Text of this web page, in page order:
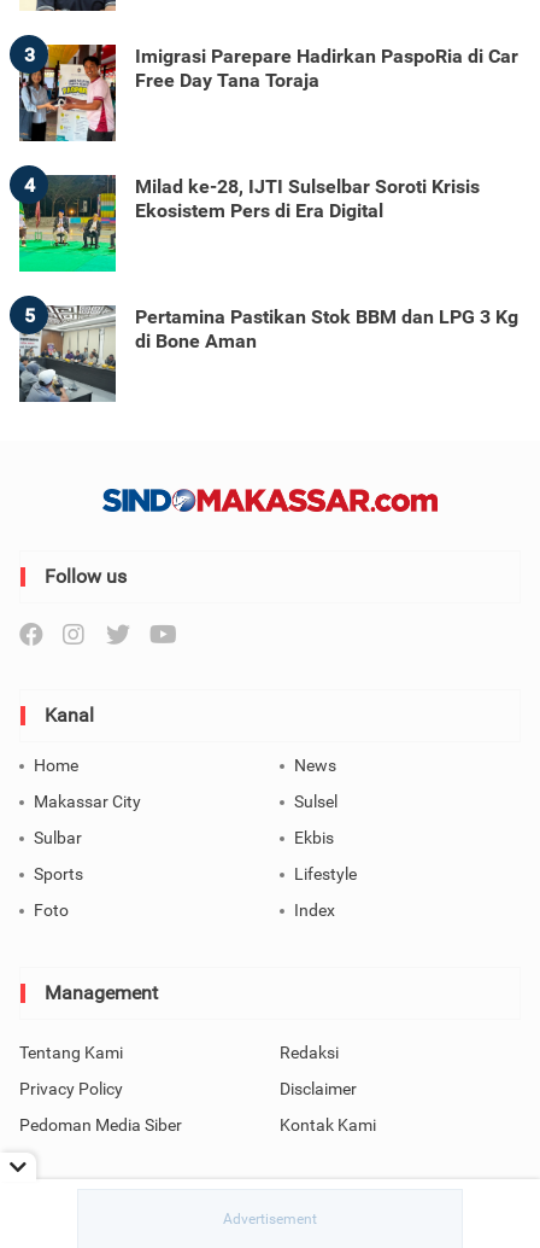
3
Imigrasi Parepare Hadirkan PaspoRia di Car
Free Day Tana Toraja
4
Milad ke-28, IJTI Sulselbar Soroti Krisis
Ekosistem Pers di Era Digital
5
Pertamina Pastikan Stok BBM dan LPG 3 Kg
di Bone Aman
Follow us
Kanal
Home
News
Makassar City
Sulsel
Sulbar
Ekbis
Sports
Lifestyle
Foto
Index
Management
Tentang Kami
Redaksi
Privacy Policy
Disclaimer
Pedoman Media Siber
Kontak Kami
Copyright © 2026 SindoMakassar All Rights Reserved.